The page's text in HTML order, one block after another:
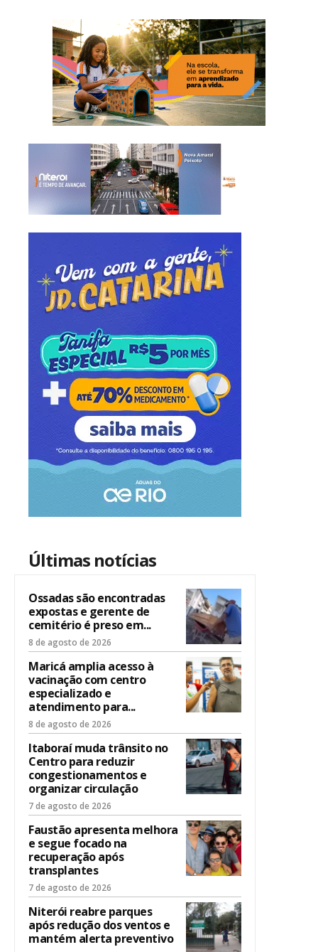
Últimas notícias
Ossadas são encontradas
expostas e gerente de
cemitério é preso em...
8 de agosto de 2026
Maricá amplia acesso à
vacinação com centro
especializado e
atendimento para...
8 de agosto de 2026
Itaboraí muda trânsito no
Centro para reduzir
congestionamentos e
organizar circulação
7 de agosto de 2026
Faustão apresenta melhora
e segue focado na
recuperação após
transplantes
7 de agosto de 2026
Niterói reabre parques
após redução dos ventos e
mantém alerta preventivo